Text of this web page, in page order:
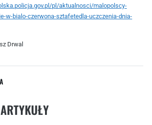
pl/aktualnosci/malopolscy-
w-bialo-czerwona-sztafetedla-uczczenia-dnia-
Drwal